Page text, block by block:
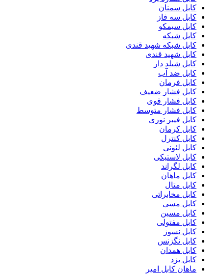
کابل سمنان
کابل سه فاز
کابل سیمکو
کابل شبکه
کابل شبکه شهید قندی
کابل شهید قندی
کابل شیلد دار
کابل ضد آب
کابل فرمان
کابل فشار ضعیف
کابل فشار قوی
کابل فشار متوسط
کابل فیبر نوری
کابل کرمان
کابل کنترل
کابل لئونی
کابل لاستیکی
کابل لگراند
کابل ماهان
کابل متال
کابل مخابراتی
کابل مسی
کابل مسین
کابل مفتولی
کابل نسوز
کابل نگزنس
کابل همدان
کابل یزد
ماهان کابل امیر